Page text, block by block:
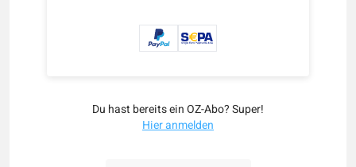
Du hast bereits ein OZ-Abo? Super!
Hier anmelden